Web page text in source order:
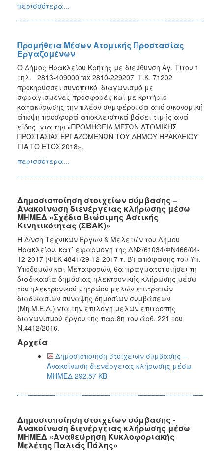
περισσότερα...
Προμήθεια Μέσων Ατομικής Προστασίας
Εργαζομένων
Ο Δήμος Ηρακλείου Κρήτης με διεύθυνση Αγ. Τίτου 1
τηλ. 2813-409000 fax 2810-229207 Τ.Κ. 71202
προκηρύσσει συνοπτικό διαγωνισμό με
σφραγισμένες προσφορές και με κριτήριο
κατακύρωσης την πλέον συμφέρουσα από οικονομική
άποψη προσφορά αποκλειστικά βάσει τιμής ανά
είδος, για την «ΠΡΟΜΗΘΕΙΑ ΜΕΣΩΝ ΑΤΟΜΙΚΗΣ
ΠΡΟΣΤΑΣΙΑΣ ΕΡΓΑΖΟΜΕΝΩΝ ΤΟΥ ΔΗΜΟΥ ΗΡΑΚΛΕΙΟΥ
ΓΙΑ ΤΟ ΕΤΟΣ 2018».
περισσότερα...
Δημοσιοποίηση στοιχείων σύμβασης –
Ανακοίνωση διενέργειας κλήρωσης μέσω
ΜΗΜΕΔ «Σχέδιο Βιώσιμης Αστικής
Κινητικότητας (ΣΒΑΚ)»
Η Δ/νση Τεχνικών Έργων & Μελετών του Δήμου
Ηρακλείου, κατ΄ εφαρμογή της ΔΝΣ/61034/ΦΝ466/04-
12-2017 (ΦΕΚ 4841/29-12-2017 τ. Β’) απόφασης του Υπ.
Υποδομών και Μεταφορών, θα πραγματοποιήσει τη
διαδικασία δημόσιας ηλεκτρονικής κλήρωσης μέσω
του ηλεκτρονικού μητρώου μελών επιτροπών
διαδικασιών σύναψης δημοσίων συμβάσεων
(Μη.Μ.Ε.Δ.) για την επιλογή μελών επιτροπής
διαγωνισμού έργου της παρ.8η του άρθ. 221 του
Ν.4412/2016.
Αρχεία
Δημοσιοποίηση στοιχείων σύμβασης –
Ανακοίνωση διενέργειας κλήρωσης μέσω
ΜΗΜΕΔ 292.57 KB
Δημοσιοποίηση στοιχείων σύμβασης -
Ανακοίνωση διενέργειας κλήρωσης μέσω
ΜΗΜΕΔ «Αναθεώρηση Κυκλοφοριακής
Μελέτης Παλιάς Πόλης»